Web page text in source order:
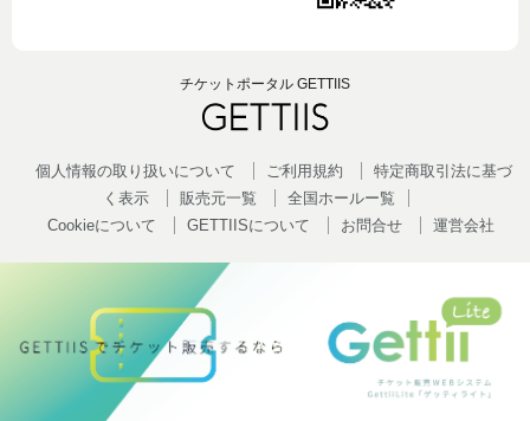
チケットポータル GETTIIS
個人情報の取り扱いについて ご利用規約
特定商取引法に基づ
く表示
販売元一覧
全国ホールー覧
Cookieについて
GETTIISについて お問合せ 運営会社